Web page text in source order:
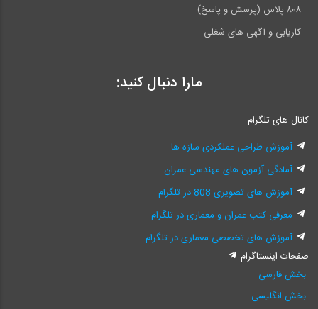
۸۰۸ پلاس (پرسش و پاسخ)
کاریابی و آگهی های شغلی
مارا دنبال کنید:
کانال های تلگرام
آموزش طراحی عملکردی سازه ها
آمادگی آزمون های مهندسی عمران
آموزش های تصویری 808 در تلگرام
معرفی کتب عمران و معماری در تلگرام
آموزش های تخصصی معماری در تلگرام
صفحات اینستاگرام
بخش فارسی
بخش انگلیسی